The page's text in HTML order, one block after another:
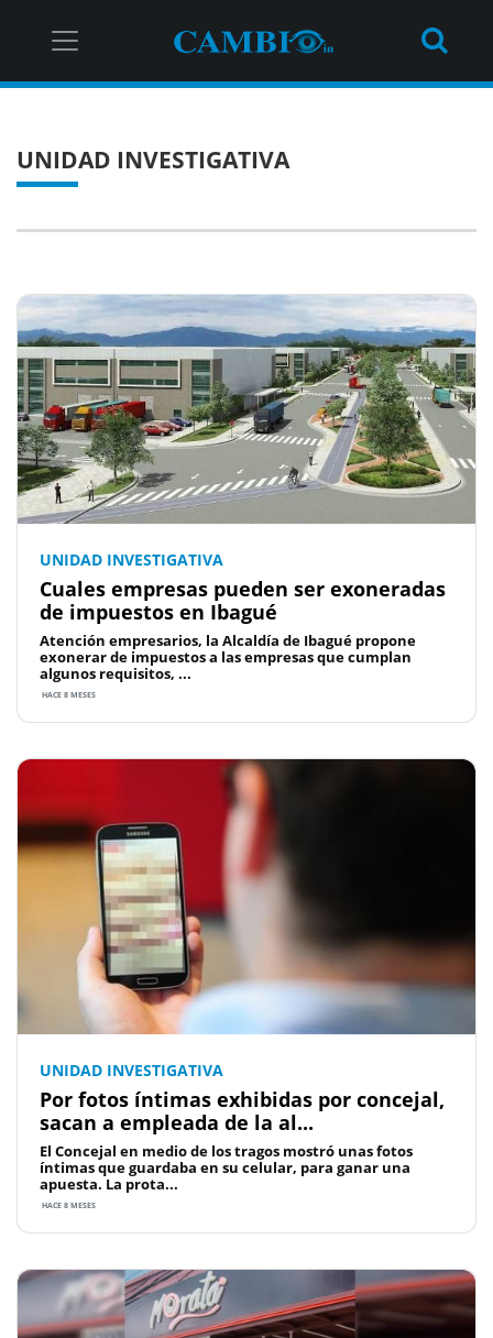
UNIDAD INVESTIGATIVA
UNIDAD INVESTIGATIVA
Cuales empresas pueden ser exoneradas
de impuestos en Ibagué
Atención empresarios, la Alcaldía de Ibagué propone
exonerar de impuestos a las empresas que cumplan
algunos requisitos, ...
HACE 8 MESES
UNIDAD INVESTIGATIVA
Por fotos íntimas exhibidas por concejal,
sacan a empleada de la al...
El Concejal en medio de los tragos mostró unas fotos
íntimas que guardaba en su celular, para ganar una
apuesta. La prota...
HACE 8 MESES